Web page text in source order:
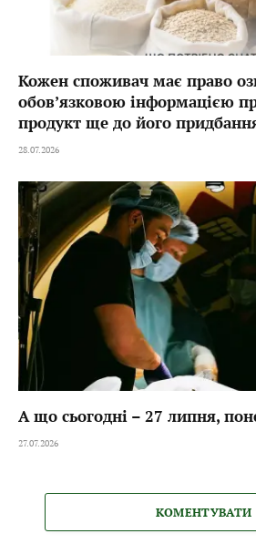
Кожен споживач має право
обов’язковою інформацією
продукт ще до його
28.07.2026
А що сьогодні – 27 липня,
27.07.2026
КОМЕНТУВАТИ